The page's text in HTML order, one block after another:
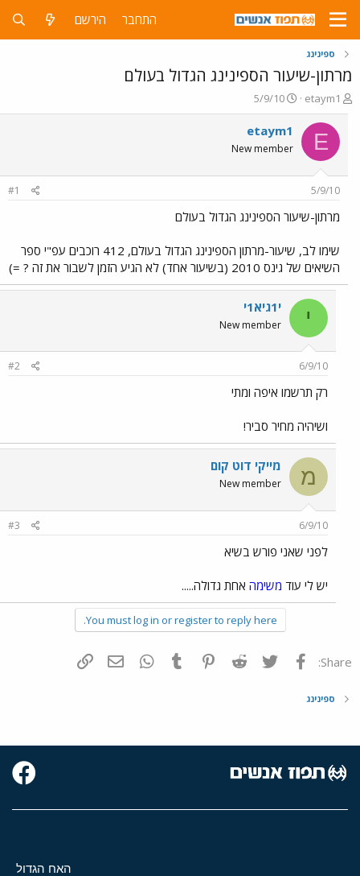
התחבר הירשם
ספינינג
מרתון-שיעור הספינינג הגדול בעולם
פ
ו
ת
ח
ה
ו
ש
א
etaym1
פ
ו
ר
ם
ר
5/9/10
E
etaym1
New member
5/9/10
#1
מרתון-שיעור הספינינג הגדול בעולם
שימו לב, שיעור-מרתון הספינינג הגדול בעולם, 412 רוכבים עפ"י ספר
השיאים של גינס 2010 (בשיעור אחד) לא הגיע הזמן לשבור את זה ? =)
י י1גיא1י
New member
6/9/10
#2
רק תרשמו איפה ומתי
ושיהיה מחיר סביר!
מ מייקי דוט קום
New member
6/9/10
#3
לפני שאני פורש בשיא
יש לי עוד משימה אחת גדולה.....
You must log in or register to reply here.
Share: פייסבוק Twitter
Reddit
Pinterest
Tumblr
WhatsAppדואר אלקטרוני
ספינינג
האח הגדול